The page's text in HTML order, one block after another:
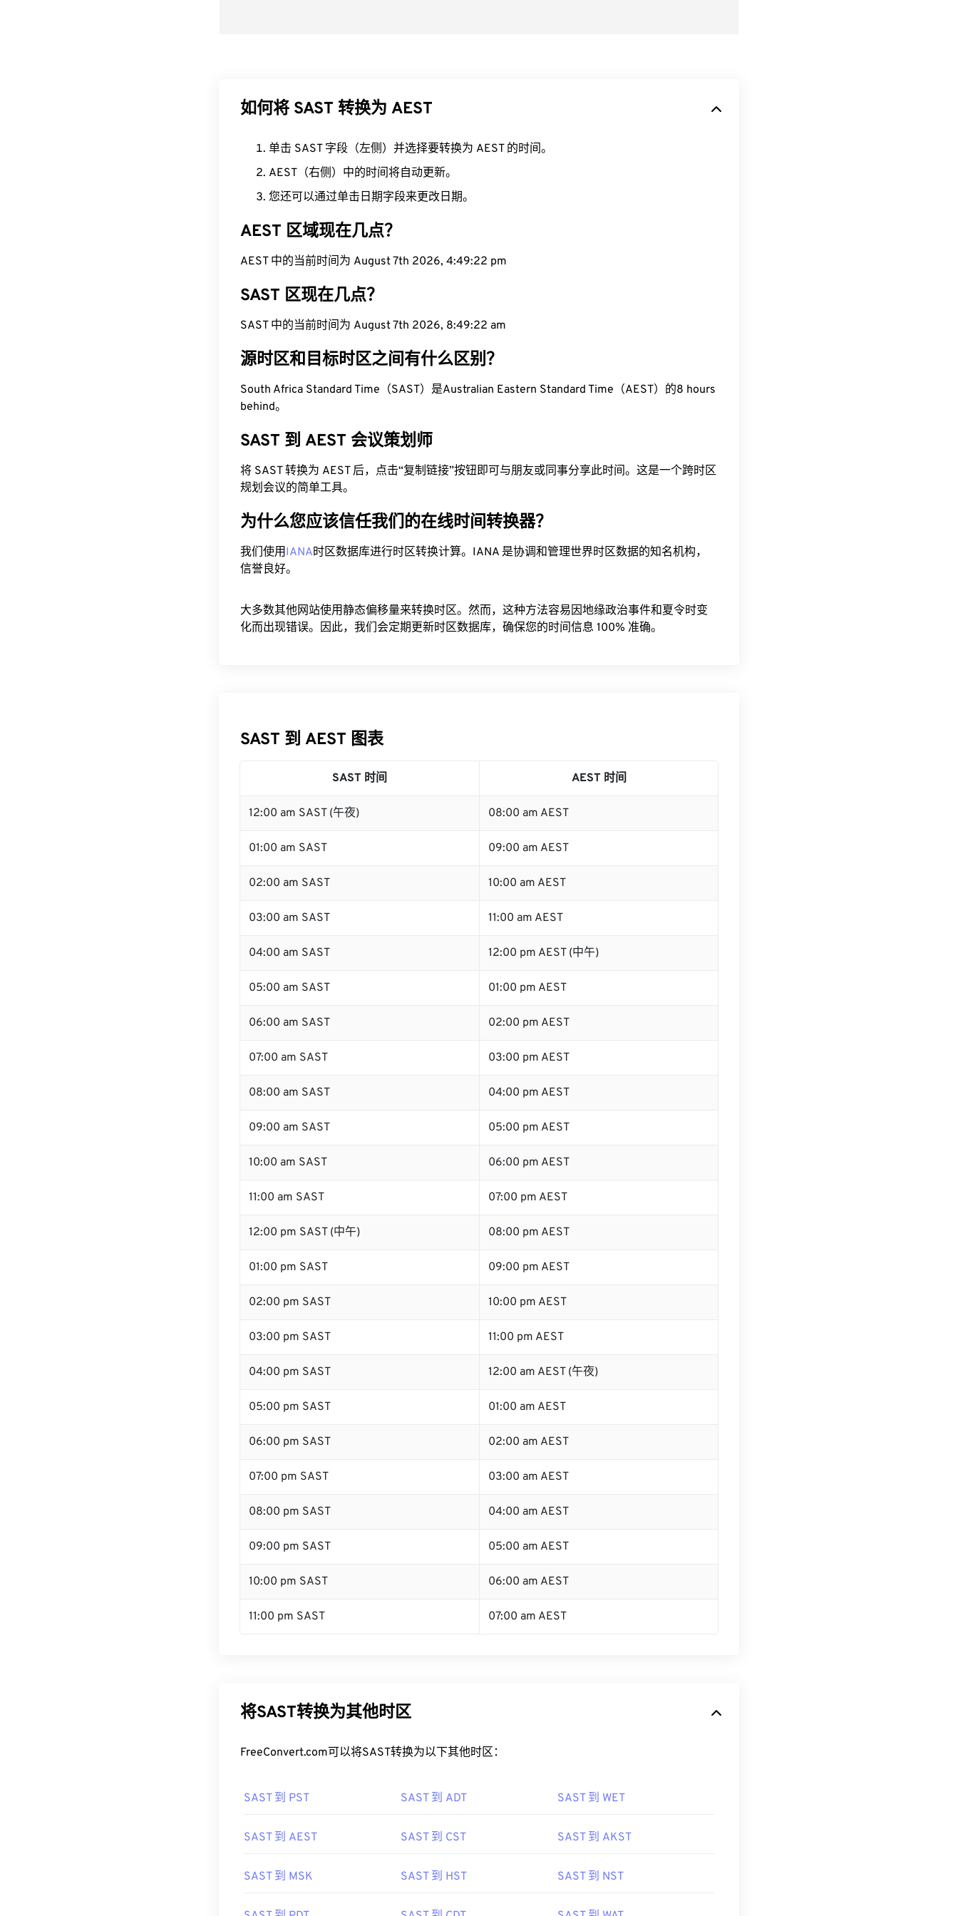
如何将 SAST 转换为 AEST
单击 SAST 字段（左侧）并选择要转换为 AEST 的时间。
AEST（右侧）中的时间将自动更新。
您还可以通过单击日期字段来更改日期。
AEST 区域现在几点？
AEST 中的当前时间为 August 7th 2026, 4:49:23 pm
SAST 区现在几点？
SAST 中的当前时间为 August 7th 2026, 8:49:23 am
源时区和目标时区之间有什么区别？
South Africa Standard Time（SAST）是Australian Eastern Standard Time（AEST）的8 hours
behind。
SAST 到 AEST 会议策划师
将 SAST 转换为 AEST 后，点击“复制链接”按钮即可与朋友或同事分享此时间。这是一个跨时区
规划会议的简单工具。
为什么您应该信任我们的在线时间转换器？
我们使用IANA时区数据库进行时区转换计算。IANA 是协调和管理世界时区数据的知名机构，
信誉良好。
大多数其他网站使用静态偏移量来转换时区。然而，这种方法容易因地缘政治事件和夏令时变
化而出现错误。因此，我们会定期更新时区数据库，确保您的时间信息 100% 准确。
SAST 到 AEST 图表
SAST 时间 AEST 时间
12:00 am SAST (午夜) 08:00 am AEST
01:00 am SAST 09:00 am AEST
02:00 am SAST 10:00 am AEST
03:00 am SAST 11:00 am AEST
04:00 am SAST 12:00 pm AEST (中午)
05:00 am SAST 01:00 pm AEST
06:00 am SAST 02:00 pm AEST
07:00 am SAST 03:00 pm AEST
08:00 am SAST 04:00 pm AEST
09:00 am SAST 05:00 pm AEST
10:00 am SAST 06:00 pm AEST
11:00 am SAST 07:00 pm AEST
12:00 pm SAST (中午) 08:00 pm AEST
01:00 pm SAST 09:00 pm AEST
02:00 pm SAST 10:00 pm AEST
03:00 pm SAST 11:00 pm AEST
04:00 pm SAST 12:00 am AEST (午夜)
05:00 pm SAST 01:00 am AEST
06:00 pm SAST 02:00 am AEST
07:00 pm SAST 03:00 am AEST
08:00 pm SAST 04:00 am AEST
09:00 pm SAST 05:00 am AEST
10:00 pm SAST 06:00 am AEST
11:00 pm SAST 07:00 am AEST
将SAST转换为其他时区
FreeConvert.com可以将SAST转换为以下其他时区：
SAST 到 PST SAST 到 ADT SAST 到 WET
SAST 到 AEST SAST 到 CST SAST 到 AKST
SAST 到 MSK SAST 到 HST SAST 到 NST